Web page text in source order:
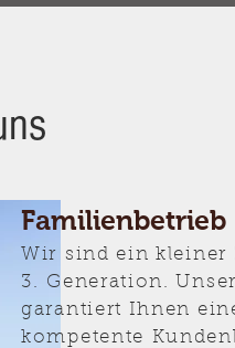
Familienbetrieb
Wir sind ein
3. Generation.
garantiert Ihnen
kompetente